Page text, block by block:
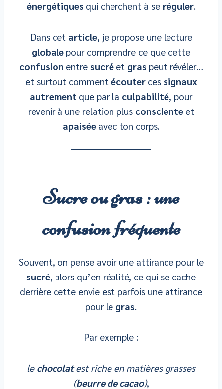
énergétiques qui cherchent à se réguler.
Dans cet article, je propose une lecture
globale pour comprendre ce que cette
confusion entre sucré et gras peut révéler…
et surtout comment écouter ces signaux
autrement que par la culpabilité, pour
revenir à une relation plus consciente et
apaisée avec ton corps.
Sucre ou gras : une
confusion fréquente
Souvent, on pense avoir une attirance pour le
sucré, alors qu’en réalité, ce qui se cache
derrière cette envie est parfois une attirance
pour le gras.
Par exemple :
le chocolatest riche en matières grasses
(beurre de cacao),